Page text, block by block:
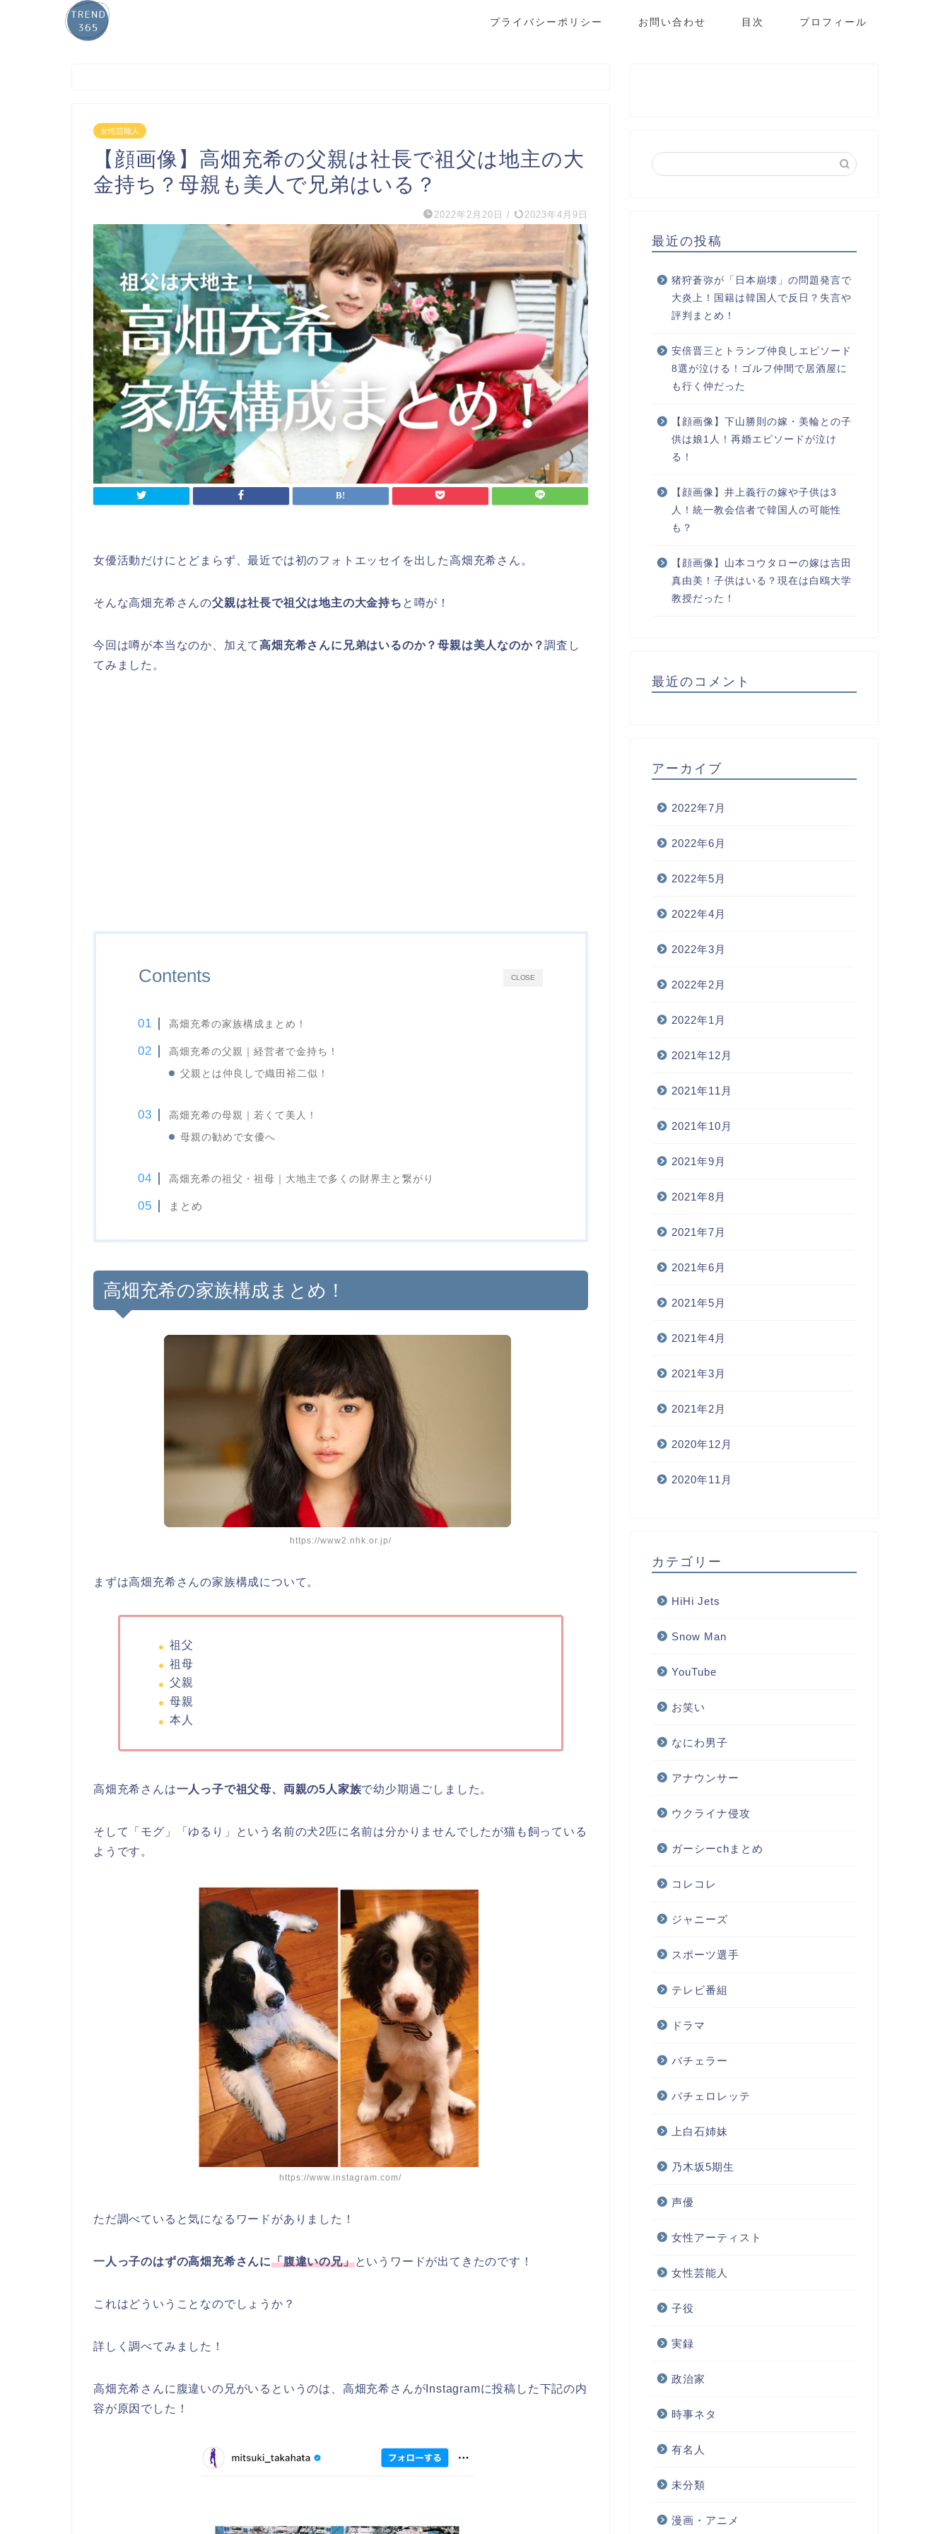
プライバシーポリシー お問い合わせ 目次 プロフィール
女性芸能人
【顔画像】高畑充希の父親は社長で祖父は地主の大
金持ち？母親も美人で兄弟はいる？
2022年2月20日 / 2023年4月9日
女優活動だけにとどまらず、最近では初のフォトエッセイを出した高畑充希さん。
そんな高畑充希さんの父親は社長で祖父は地主の大金持ち と噂が！
今回は噂が本当なのか、加えて 高畑充希さんに兄弟はいるのか？母親は美人なのか？調査し
てみました。
CLOSE
Contents
高畑充希の家族構成まとめ！
高畑充希の父親｜経営者で金持ち！
父親とは仲良しで織田裕二似！
高畑充希の母親｜若くて美人！
母親の勧めで女優へ
高畑充希の祖父・祖母｜大地主で多くの財界主と繋がり
まとめ
高畑充希の家族構成まとめ！
https://www2.nhk.or.jp/
まずは高畑充希さんの家族構成について。
祖父
祖母
父親
母親
本人
高畑充希さんは一人っ子で祖父母、両親の5人家族で幼少期過ごしました。
そして「モグ」「ゆるり」という名前の犬2匹に名前は分かりませんでしたが猫も飼っている
ようです。
https://www.instagram.com/
ただ調べていると気になるワードがありました！
一人っ子のはずの高畑充希さんに「腹違いの兄」というワードが出てきたのです！
これはどういうことなのでしょうか？
詳しく調べてみました！
高畑充希さんに腹違いの兄がいるというのは、高畑充希さんがInstagramに投稿した下記の内
容が原因でした！
最近の投稿
猪狩蒼弥が「日本崩壊」の問題発言で
大炎上！国籍は韓国人で反日？失言や
評判まとめ！
安倍晋三とトランプ仲良しエピソード
8選が泣ける！ゴルフ仲間で居酒屋に
も行く仲だった
【顔画像】下山勝則の嫁・美輪との子
供は娘1人！再婚エピソードが泣け
る！
【顔画像】井上義行の嫁や子供は3
人！統一教会信者で韓国人の可能性
も？
【顔画像】山本コウタローの嫁は吉田
真由美！子供はいる？現在は白鴎大学
教授だった！
最近のコメント
アーカイブ
2022年7月
2022年6月
2022年5月
2022年4月
2022年3月
2022年2月
2022年1月
2021年12月
2021年11月
2021年10月
2021年9月
2021年8月
2021年7月
2021年6月
2021年5月
2021年4月
2021年3月
2021年2月
2020年12月
2020年11月
カテゴリー
HiHi Jets
Snow Man
YouTube
お笑い
なにわ男子
アナウンサー
ウクライナ侵攻
ガーシーchまとめ
コレコレ
ジャニーズ
スポーツ選手
テレビ番組
ドラマ
バチェラー
バチェロレッテ
上白石姉妹
乃木坂5期生
声優
女性アーティスト
女性芸能人
子役
実録
政治家
時事ネタ
有名人
未分類
漫画・アニメ